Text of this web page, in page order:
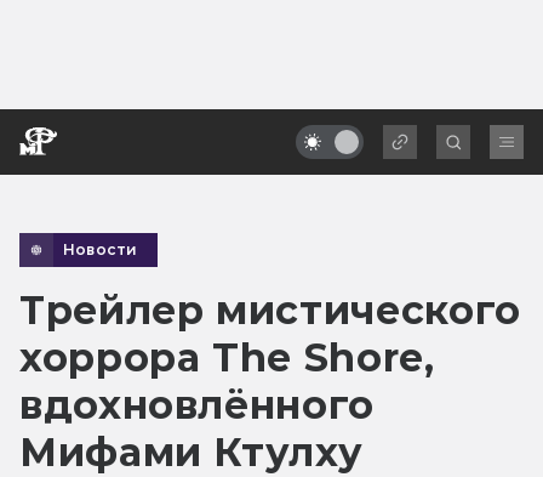
Новости
Трейлер мистического
хоррора The Shore,
вдохновлённого
Мифами Ктулху